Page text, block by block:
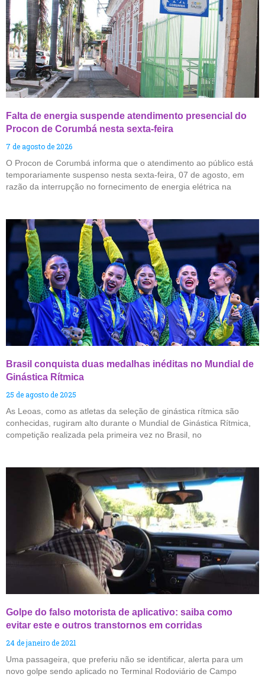
Falta de energia suspende atendimento presencial do
Procon de Corumbá nesta sexta-feira
7 de agosto de 2026
O Procon de Corumbá informa que o atendimento ao público está
temporariamente suspenso nesta sexta-feira, 07 de agosto, em
razão da interrupção no fornecimento de energia elétrica na
Brasil conquista duas medalhas inéditas no Mundial de
Ginástica Rítmica
25 de agosto de 2025
As Leoas, como as atletas da seleção de ginástica rítmica são
conhecidas, rugiram alto durante o Mundial de Ginástica Rítmica,
competição realizada pela primeira vez no Brasil, no
Golpe do falso motorista de aplicativo: saiba como
evitar este e outros transtornos em corridas
24 de janeiro de 2021
Uma passageira, que preferiu não se identificar, alerta para um
novo golpe sendo aplicado no Terminal Rodoviário de Campo